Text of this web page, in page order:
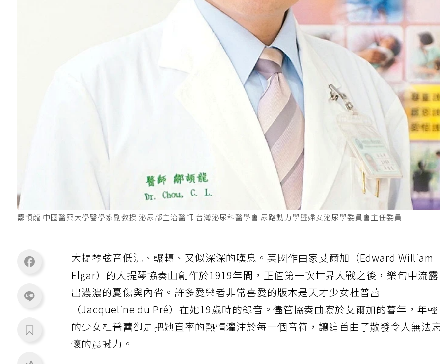
鄒頡龍 中國醫藥大學醫學系副教授 泌尿部主治醫師 台灣泌尿科醫學會 尿路動力學暨婦女泌尿學委員會主任委員
大提琴弦音低沉、輾轉、又似深深的嘆息。英國作曲家艾爾加（Edward William
Elgar）的大提琴協奏曲創作於1919年間，正值第一次世界大戰之後，樂句中流
出濃濃的憂傷與內省。許多愛樂者非常喜愛的版本是天才少女杜普蕾
（Jacqueline du Pré）在她19歲時的錄音。儘管協奏曲寫於艾爾加的暮年，年輕
的少女杜普蕾卻是把她直率的熱情灌注於每一個音符，讓這首曲子散發令人無法
懷的震撼力。